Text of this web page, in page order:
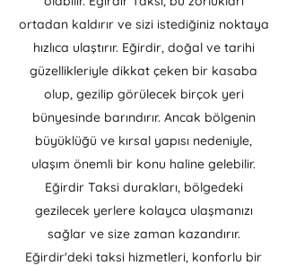
ortadan kaldırır ve sizi istediğiniz noktaya
hızlıca ulaştırır. Eğirdir, doğal ve tarihi
güzellikleriyle dikkat çeken bir kasaba
olup, gezilip görülecek birçok yeri
bünyesinde barındırır. Ancak bölgenin
büyüklüğü ve kırsal yapısı nedeniyle,
ulaşım önemli bir konu haline gelebilir.
Eğirdir Taksi durakları, bölgedeki
gezilecek yerlere kolayca ulaşmanızı
sağlar ve size zaman kazandırır.
Eğirdir'deki taksi hizmetleri, konforlu bir